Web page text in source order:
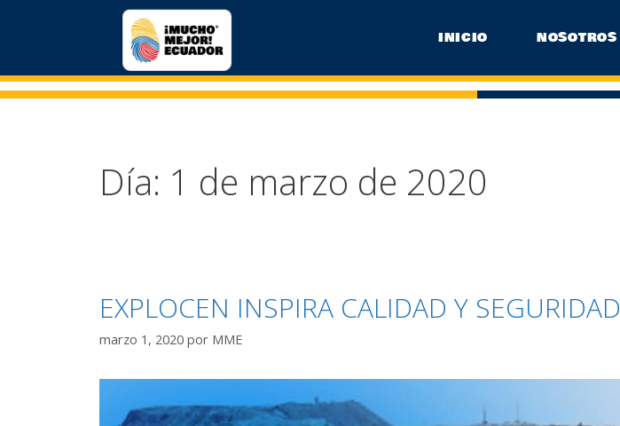
INICIO NOSOTROS
Día: 1 de marzo de 2020
EXPLOCEN INSPIRA CALIDAD Y SEGURIDAD
marzo 1, 2020 por MME